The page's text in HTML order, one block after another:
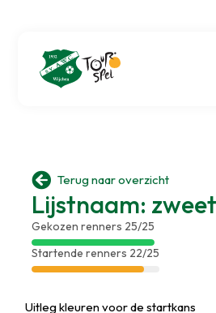
 Terug naar overzicht
Lijstnaam:
Gekozen renners 25/25
Startende renners 22/25
Uitleg kleuren voor de startkans